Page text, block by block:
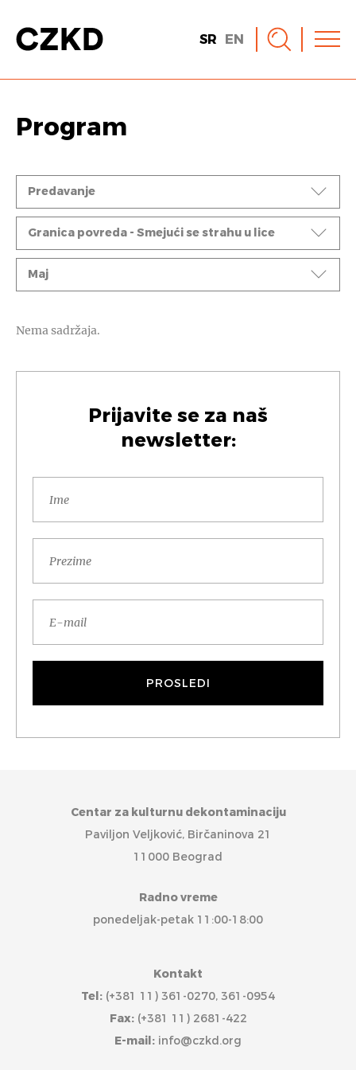
SR EN
Program
Događaji
Predavanje
Ciklusi
Granica povreda - Smejući se strahu u lice
Mesec
Maj
Nema sadržaja.
Prijavite se za naš
newsletter:
Centar za kulturnu dekontaminaciju
Paviljon Veljković, Birčaninova 21
11000 Beograd
Radno vreme
ponedeljak-petak 11:00-18:00
Kontakt
Tel: (+381 11) 361-0270, 361-0954
Fax:(+381 11) 2681-422
E-mail: info@czkd.org